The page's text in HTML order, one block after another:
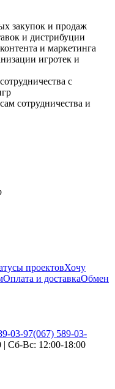
закупок и продаж
и дистрибуции
и маркетинга
игротек и
с
сотрудничества и
проектовХочу
Оплата и доставкаОбмен
03-97(067) 589-03-
Сб-Вс: 12:00-18:00